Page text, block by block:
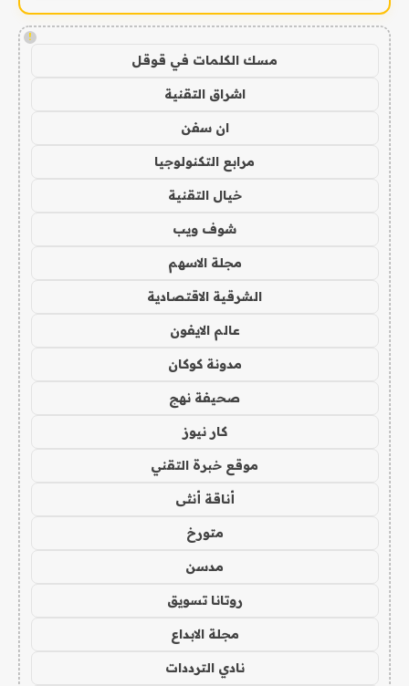
!
مسك الكلمات في قوقل
اشراق التقنية
ان سفن
مرابع التكنولوجيا
خيال التقنية
شوف ويب
مجلة الاسهم
الشرقية الاقتصادية
عالم الايفون
مدونة كوكان
صحيفة نهج
كار نيوز
موقع خبرة التقني
أناقة أنثى
متورخ
مدسن
روتانا تسويق
مجلة الابداع
نادي الترددات